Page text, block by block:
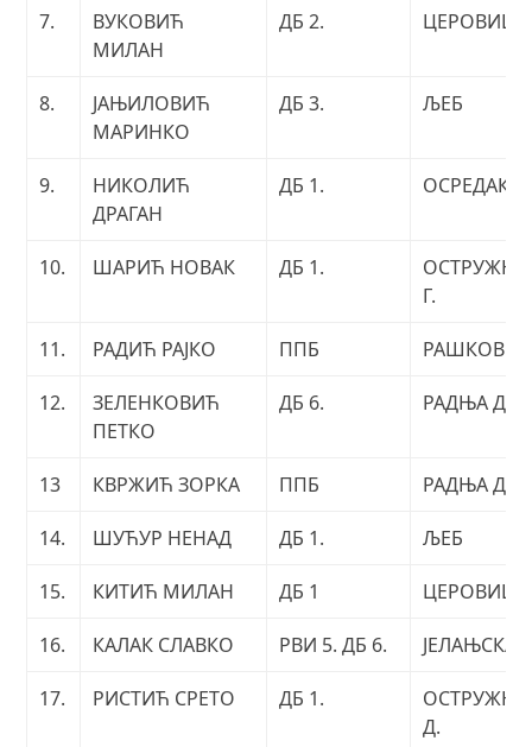
7.
ВУКОВИЋ
МИЛАН
ДБ 2. ЦЕРОВИЦА
8.
ЈАЊИЛОВИЋ
МАРИНКО
ДБ 3. ЉЕБ
9.
НИКОЛИЋ
ДРАГАН
ДБ 1. ОСРЕДАК
10. ШАРИЋ НОВАК ДБ 1.
ОСТРУЖЊА
Г.
11. РАДИЋ РАЈКО ППБ
12.
ЗЕЛЕНКОВИЋ
ПЕТКО
ДБ 6. РАДЊА Д.
13 КВРЖИЋ ЗОРКА ППБ РАДЊА Д.
14. ШУЋУР НЕНАД ДБ 1. ЉЕБ
15. КИТИЋ МИЛАН ДБ 1 ЦЕРОВИЦА
16. КАЛАК СЛАВКО РВИ 5. ДБ 6. ЈЕЛАЊСКА
17. РИСТИЋ СРЕТО ДБ 1.
ОСТРУЖЊА
Д.